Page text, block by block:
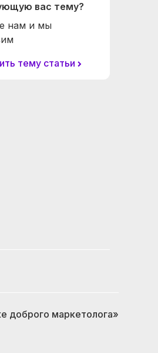
вас тему?
нам и мы
тему статьи
доброго маркетолога»